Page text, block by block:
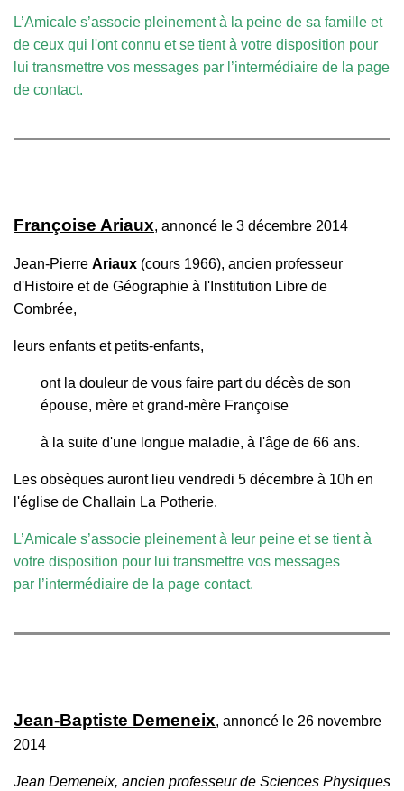
L’Amicale s’associe pleinement à la peine de sa famille et
de ceux qui l'ont connu et se tient à votre disposition pour
lui transmettre vos messages par l’intermédiaire de la page
de contact.
Françoise Ariaux, annoncé le 3 décembre 2014
Jean-Pierre Ariaux (cours 1966), ancien professeur
d'Histoire et de Géographie à l'Institution Libre de
Combrée,
leurs enfants et petits-enfants,
ont la douleur de vous faire part du décès de son
épouse, mère et grand-mère Françoise
à la suite d'une longue maladie, à l'âge de 66 ans.
Les obsèques auront lieu vendredi 5 décembre à 10h en
l'église de Challain La Potherie.
L’Amicale s’associe pleinement à leur peine et se tient à
votre disposition pour lui transmettre vos messages
par l’intermédiaire de la page contact.
Jean-Baptiste Demeneix, annoncé le 26 novembre
2014
Jean Demeneix, ancien professeur de Sciences Physiques